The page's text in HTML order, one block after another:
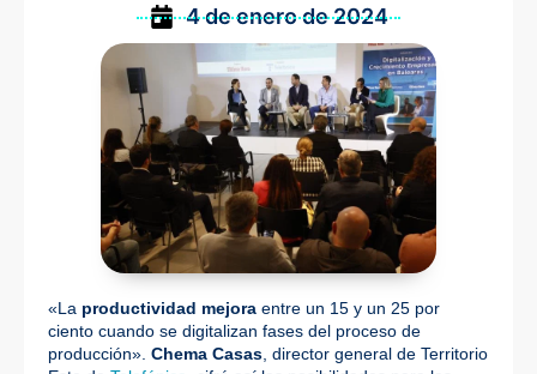
4 de enero de 2024
«La productividad mejora entre un 15 y un 25 por
ciento cuando se digitalizan fases del proceso de
producción». Chema Casas , director general de Territorio